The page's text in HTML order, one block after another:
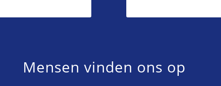
Mensen vinden ons op